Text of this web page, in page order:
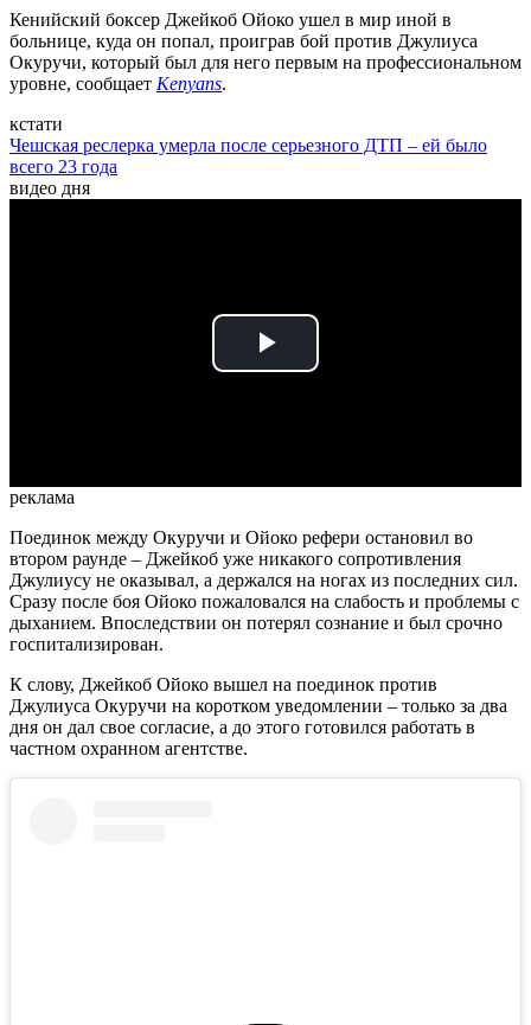
Кенийский боксер Джейкоб Ойоко ушел в мир иной в
больнице, куда он попал, проиграв бой против Джулиуса
Окуручи, который был для него первым на профессиональном
уровне, сообщает Kenyans.
кстати
Чешская реслерка умерла после серьезного ДТП – ей было
всего 23 года
видео дня
Play
реклама
Поединок между Окуручи и Ойоко рефери остановил во
втором раунде – Джейкоб уже никакого сопротивления
Джулиусу не оказывал, а держался на ногах из последних сил.
Сразу после боя Ойоко пожаловался на слабость и проблемы с
дыханием. Впоследствии он потерял сознание и был срочно
госпитализирован.
К слову, Джейкоб Ойоко вышел на поединок против
Джулиуса Окуручи на коротком уведомлении – только за два
дня он дал свое согласие, а до этого готовился работать в
частном охранном агентстве.